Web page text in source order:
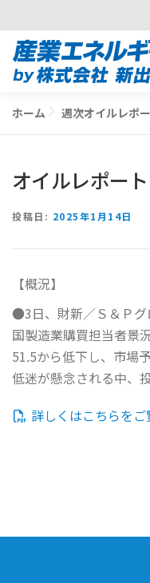
CO2削
ホーム 週次オイルレポ
オイルレポー
投稿日: 2025年1月14日
【概況】
●3日、財新／Ｓ＆Ｐグ
国製造業購買担当者景
51.5から低下し、市場
低迷が懸念される中、
詳しくはこちらをご